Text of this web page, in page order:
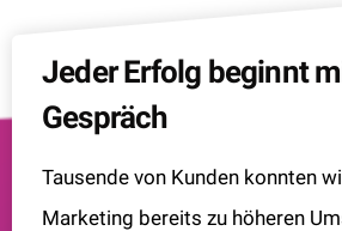
Jeder Erfolg beginnt
Gespräch
Tausende von Kunden konnten
Marketing bereits zu höheren